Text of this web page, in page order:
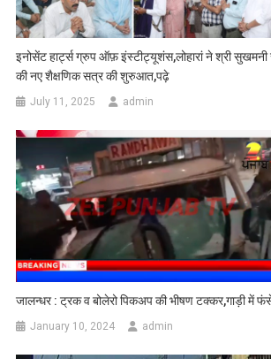
इनोसेंट हार्ट्स ग्रुप ऑफ़ इंस्टीट्यूशंस,लोहारां ने श्री सुखमनी
की नए शैक्षणिक सत्र की शुरुआत,पढ़े
July 11, 2025 admin
जालन्धर : ट्रक व बोलेरो पिकअप की भीषण टक्कर,गाड़ी में
January 10, 2024 admin